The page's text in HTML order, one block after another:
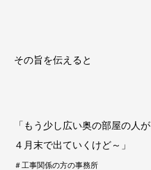
その旨を伝えると
「もう少し広い奥の部屋の人が
４月末で出ていくけど～」
＃工事関係の方の事務所